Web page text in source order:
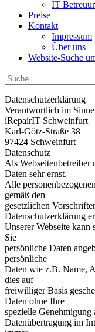
IT
Preise
Kontakt
Impressum
Über uns
Website-Suche
Datenschutzerklärung
Verantwortlich im Sinne
iRepairIT Schweinfurt
Karl-Götz-Straße 38
97424 Schweinfurt
Datenschutz
Als Webseitenbetreiber
Daten sehr ernst.
Alle
gemäß den
gesetzlichen
Datenschutzerklärung
Unserer Webseite kann
Sie
persönliche Daten
persönliche
Daten wie z.B. Name,
dies auf
freiwilliger Basis
Daten ohne Ihre
spezielle Genehmigung
Datenübertragung im